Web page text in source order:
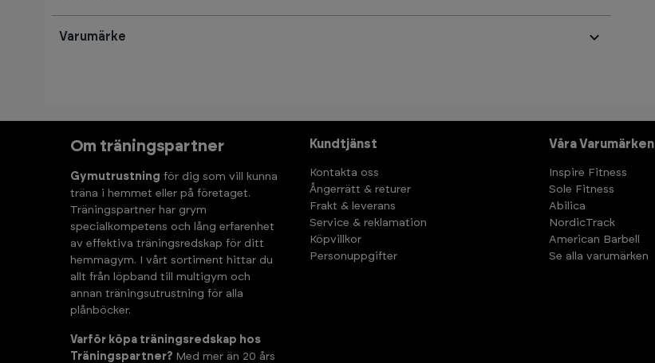
Varumärke
Om träningspartner
Gymutrustning för dig som vill kunna
träna i hemmet eller på företaget.
Träningspartner har grym
specialkompetens och lång erfarenhet
av effektiva träningsredskap för ditt
hemmagym. I vårt sortiment hittar du
allt från löpband till multigym och
annan träningsutrustning för alla
plånböcker.
Varför köpa träningsredskap hos
Träningspartner? Med mer än 20 års
Kundtjänst
Kontakta oss
Ångerrätt & returer
Frakt & leverans
Service & reklamation
Köpvillkor
Personuppgifter
Våra Varumärken
Inspire Fitness
Sole Fitness
Abilica
NordicTrack
American Barbell
Se alla varumärken